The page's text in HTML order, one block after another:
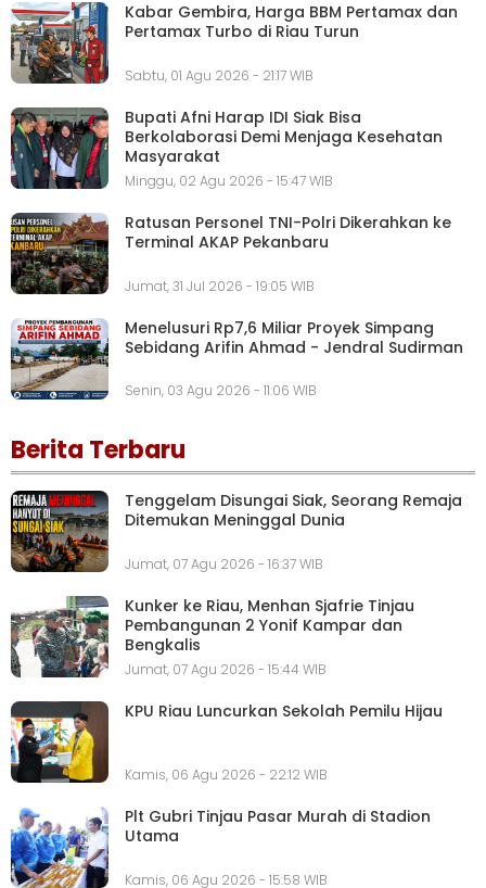
Kabar Gembira, Harga BBM Pertamax dan
Pertamax Turbo di Riau Turun
Sabtu, 01 Agu 2026 - 21:17 WIB
Bupati Afni Harap IDI Siak Bisa
Berkolaborasi Demi Menjaga Kesehatan
Masyarakat
Minggu, 02 Agu 2026 - 15:47 WIB
Ratusan Personel TNI-Polri Dikerahkan ke
Terminal AKAP Pekanbaru
Jumat, 31 Jul 2026 - 19:05 WIB
Menelusuri Rp7,6 Miliar Proyek Simpang
Sebidang Arifin Ahmad - Jendral Sudirman
Senin, 03 Agu 2026 - 11:06 WIB
Berita Terbaru
Tenggelam Disungai Siak, Seorang Remaja
Ditemukan Meninggal Dunia
Jumat, 07 Agu 2026 - 16:37 WIB
Kunker ke Riau, Menhan Sjafrie Tinjau
Pembangunan 2 Yonif Kampar dan
Bengkalis
Jumat, 07 Agu 2026 - 15:44 WIB
KPU Riau Luncurkan Sekolah Pemilu Hijau
Kamis, 06 Agu 2026 - 22:12 WIB
Plt Gubri Tinjau Pasar Murah di Stadion
Utama
Kamis, 06 Agu 2026 - 15:58 WIB